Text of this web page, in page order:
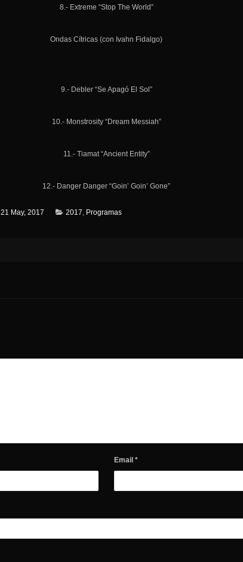
8.- Extreme “Stop The World”
Ondas Cítricas (con Ivahn Fidalgo)
9.- Debler “Se Apagó El Sol”
10.- Monstrosity “Dream Messiah”
11.- Tiamat “Ancient Entity”
12.- Danger Danger “Goin’ Goin’ Gone”
21 May, 2017 2017, Programas
Email*